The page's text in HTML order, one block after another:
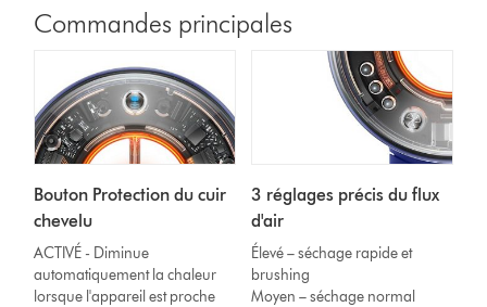
Commandes principales
Bouton Protection du cuir
chevelu
ACTIVÉ - Diminue
automatiquement la chaleur
lorsque l'appareil est proche
3 réglages précis du flux
d'air
Élevé – séchage rapide et
brushing
Moyen – séchage normal